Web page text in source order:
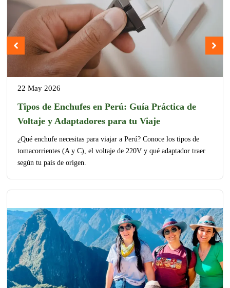
22 May 2026
Tipos de Enchufes en Perú: Guía Práctica de
Voltaje y Adaptadores para tu Viaje
¿Qué enchufe necesitas para viajar a Perú? Conoce los tipos de
tomacorrientes (A y C), el voltaje de 220V y qué adaptador traer
según tu país de origen.